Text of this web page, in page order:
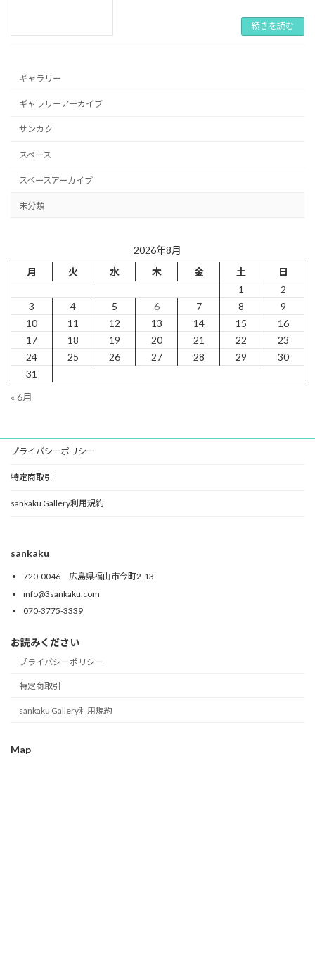
続きを読む
ギャラリー
ギャラリーアーカイブ
サンカク
スペース
スペースアーカイブ
未分類
2026年8月
月
火 水 木 金 土
日
1
2
3
4 5 6 7 8
9
10
11 12 13 14 15
16
17
18 19 20 21 22
23
24
25 26 27 28 29
30
31
« 6月
プライバシーポリシー
特定商取引
sankaku Gallery利用規約
sankaku
720-0046 広島県福山市今町2-13
info@3sankaku.com
070-3775-3339
お読みください
プライバシーポリシー
特定商取引
sankaku Gallery利用規約
Map